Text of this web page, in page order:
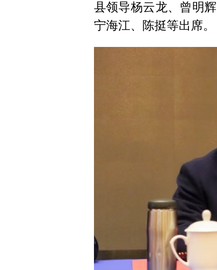
县领导杨云龙、曾明
宁海江、陈挺等出席。